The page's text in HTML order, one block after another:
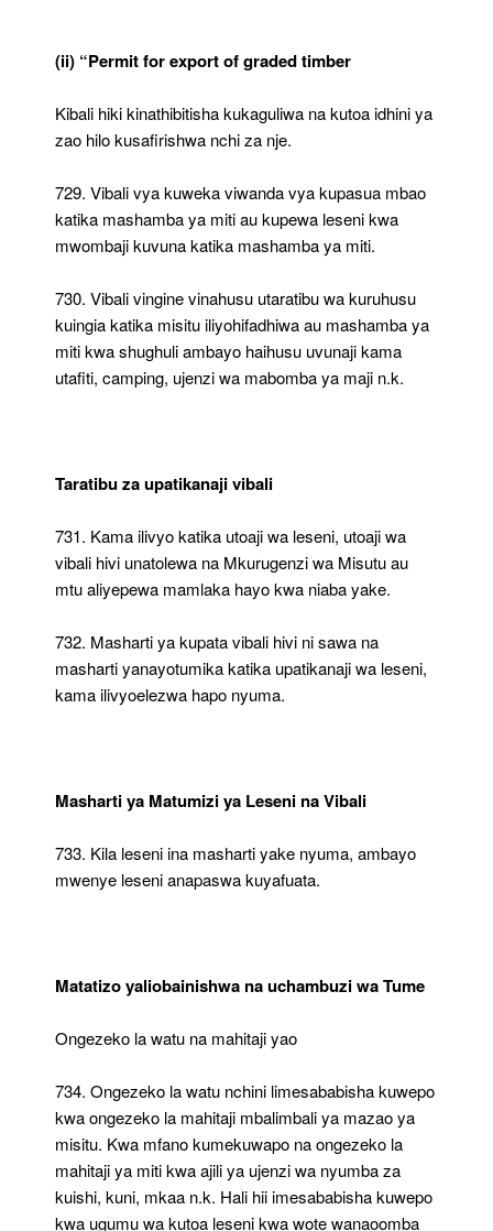
(ii) “Permit for export of graded timber
Kibali hiki kinathibitisha kukaguliwa na kutoa idhini ya
zao hilo kusafirishwa nchi za nje.
729. Vibali vya kuweka viwanda vya kupasua mbao
katika mashamba ya miti au kupewa leseni kwa
mwombaji kuvuna katika mashamba ya miti.
730. Vibali vingine vinahusu utaratibu wa kuruhusu
kuingia katika misitu iliyohifadhiwa au mashamba ya
miti kwa shughuli ambayo haihusu uvunaji kama
utafiti, camping, ujenzi wa mabomba ya maji n.k.
Taratibu za upatikanaji vibali
731. Kama ilivyo katika utoaji wa leseni, utoaji wa
vibali hivi unatolewa na Mkurugenzi wa Misutu au
mtu aliyepewa mamlaka hayo kwa niaba yake.
732. Masharti ya kupata vibali hivi ni sawa na
masharti yanayotumika katika upatikanaji wa leseni,
kama ilivyoelezwa hapo nyuma.
Masharti ya Matumizi ya Leseni na Vibali
733. Kila leseni ina masharti yake nyuma, ambayo
mwenye leseni anapaswa kuyafuata.
Matatizo yaliobainishwa na uchambuzi wa Tume
Ongezeko la watu na mahitaji yao
734. Ongezeko la watu nchini limesababisha kuwepo
kwa ongezeko la mahitaji mbalimbali ya mazao ya
misitu. Kwa mfano kumekuwapo na ongezeko la
mahitaji ya miti kwa ajili ya ujenzi wa nyumba za
kuishi, kuni, mkaa n.k. Hali hii imesababisha kuwepo
kwa ugumu wa kutoa leseni kwa wote wanaoomba